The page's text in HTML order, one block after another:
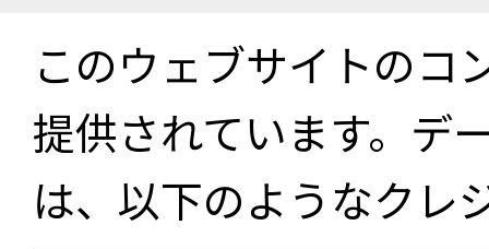
このウェブサイトのコ
提供されています。デ
は、以下のようなクレ